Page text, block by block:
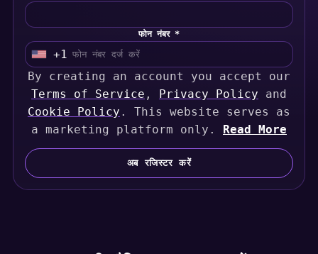
फोन नंबर *
U
n
i
t
e
d
+1
By creating an account you accept our
Terms of Service , Privacy Policy and
Cookie Policy . This website serves as
a marketing platform only. Read More
अब रजिस्टर करें